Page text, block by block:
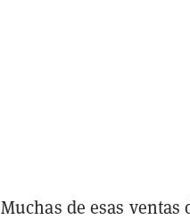
Muchas de esas